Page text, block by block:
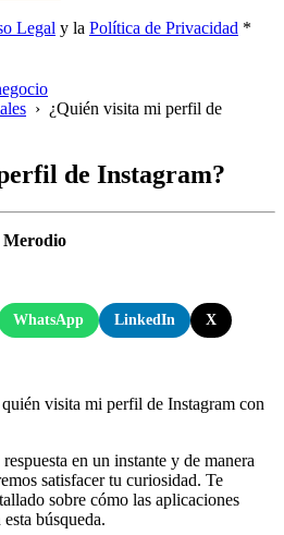
Legal y la Política de Privacidad *
› ¿Quién visita mi perfil de
de Instagram?
Merodio
WhatsApp LinkedIn X
visita mi perfil de Instagram con
en un instante y de manera
satisfacer tu curiosidad. Te
sobre cómo las aplicaciones
búsqueda.